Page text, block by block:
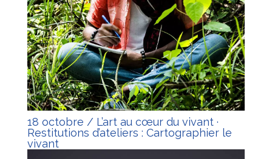
18 octobre / L’art au cœur du vivant ·
Restitutions d’ateliers : Cartographier le
vivant